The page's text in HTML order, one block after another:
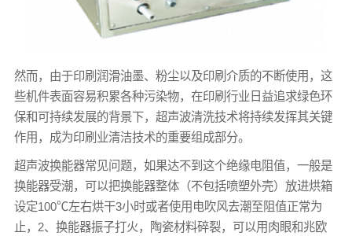
然而，由于印刷润滑油墨、粉尘以及印刷介质的不断使用，这
些机件表面容易积累各种污染物，在印刷行业日益追求绿色环
保和可持续发展的背景下，超声波清洗技术将持续发挥其关键
作用，成为印刷业清洁技术的重要组成部分。
超声波换能器常见问题，如果达不到这个绝缘电阻值，一般是
换能器受潮，可以把换能器整体（不包括喷塑外壳）放进烘箱
设定100℃左右烘干3小时或者使用电吹风去潮至阻值正常为
止，2、换能器振子打火，陶瓷材料碎裂，可以用肉眼和兆欧